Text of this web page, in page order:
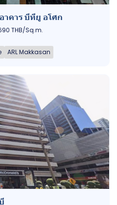
าคาร บีทียู อโศก
THB/Sq.m.
ARL Makkasan